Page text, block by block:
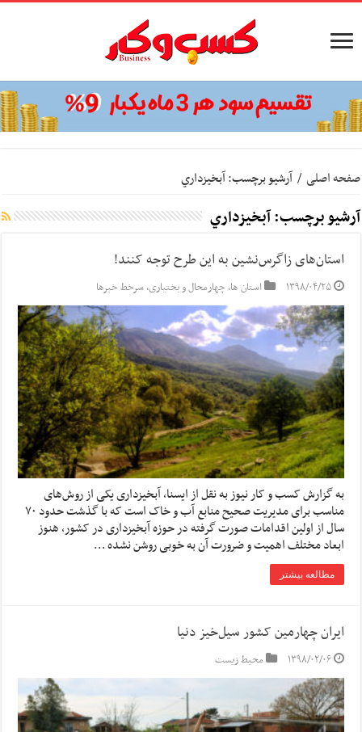
صفحه اصلی / آرشیو برچسب: آبخيزداري
آرشیو برچسب:آبخيزداري
استان‌های زاگرس‌نشین به این طرح توجه کنند!
۱۳۹۸/۰۴/۲۵ استان ها, چهارمحال و بختیاری,سرخط خبرها
به گزارش کسب و کار نیوز به نقل از ایسنا, آبخیزداری یکی از روش‌های
مناسب برای مدیریت صحیح منابع آب و خاک است که با گذشت حدود ۷۰
سال از اولین اقدامات صورت گرفته در حوزه آبخیزداری در کشور، هنوز
ابعاد مختلف اهمیت و ضرورت آن به خوبی روشن نشده …
مطالعه بیشتر
ایران چهارمین کشور سیل‌خیز دنیا
۱۳۹۸/۰۲/۰۶ محیط زیست